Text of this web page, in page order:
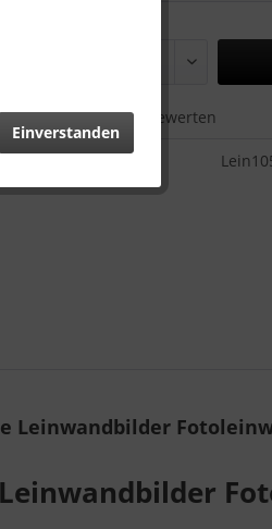
Merken Bewerten
Artikel-Nr.:
Leinwandbilder
Einverstanden